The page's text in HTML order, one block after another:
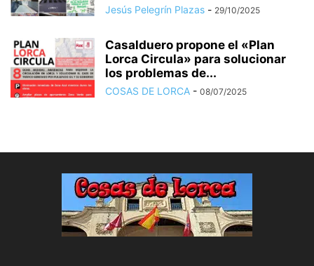
Jesús Pelegrín Plazas - 29/10/2025
Casalduero propone el «Plan
Lorca Circula» para solucionar
los problemas de...
COSAS DE LORCA - 08/07/2025